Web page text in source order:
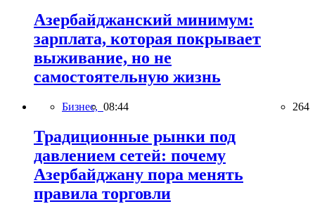
Азербайджанский минимум:
зарплата, которая покрывает
выживание, но не
самостоятельную жизнь
Бизнес, 08:44 264
Традиционные рынки под
давлением сетей: почему
Азербайджану пора менять
правила торговли